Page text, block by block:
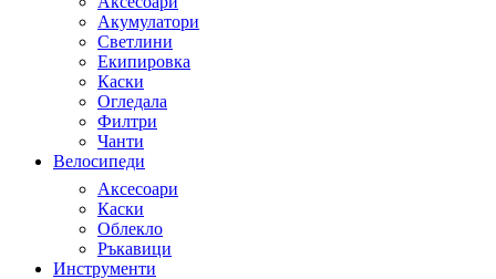
Акумулатори
Светлини
Екипировка
Каски
Огледала
Филтри
Чанти
Велосипеди
Аксесоари
Каски
Облекло
Ръкавици
Инструменти